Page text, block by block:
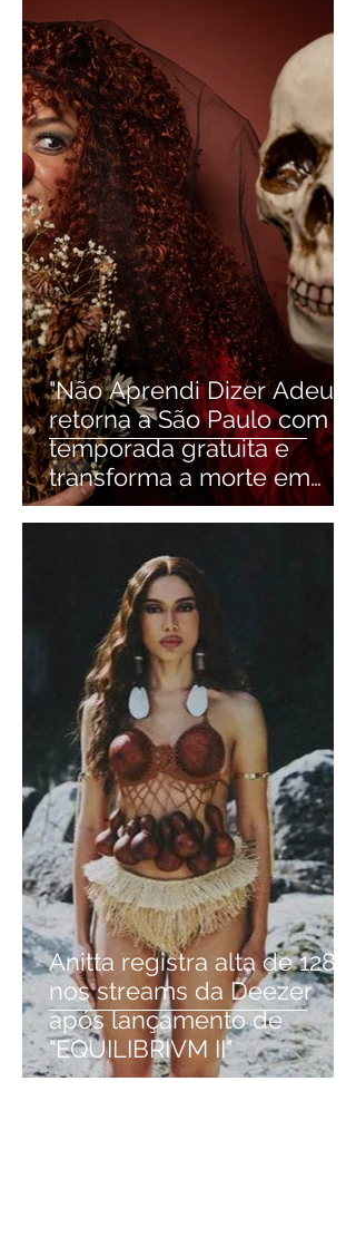
"Não Aprendi Dizer Adeus"
retorna a São Paulo com
temporada gratuita e
transforma a morte em
motivo para rir e refletir
Anitta registra alta de 128%
nos streams da Deezer
após lançamento de
"EQUILIBRIVM II"